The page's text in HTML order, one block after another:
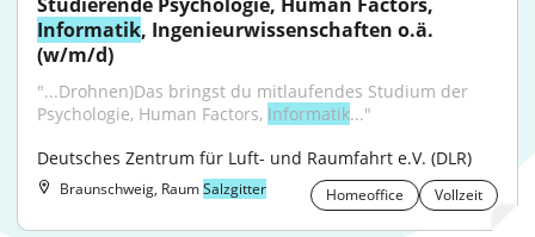
Informatik, Ingenieurwissenschaften o.ä.
(w/m/d)
"...Drohnen)Das bringst du mitlaufendes Studium der
Psychologie, Human Factors, Informatik..."
Deutsches Zentrum für Luft- und Raumfahrt e.V. (DLR)
Braunschweig, RaumSalzgitter Homeoffice Vollzeit